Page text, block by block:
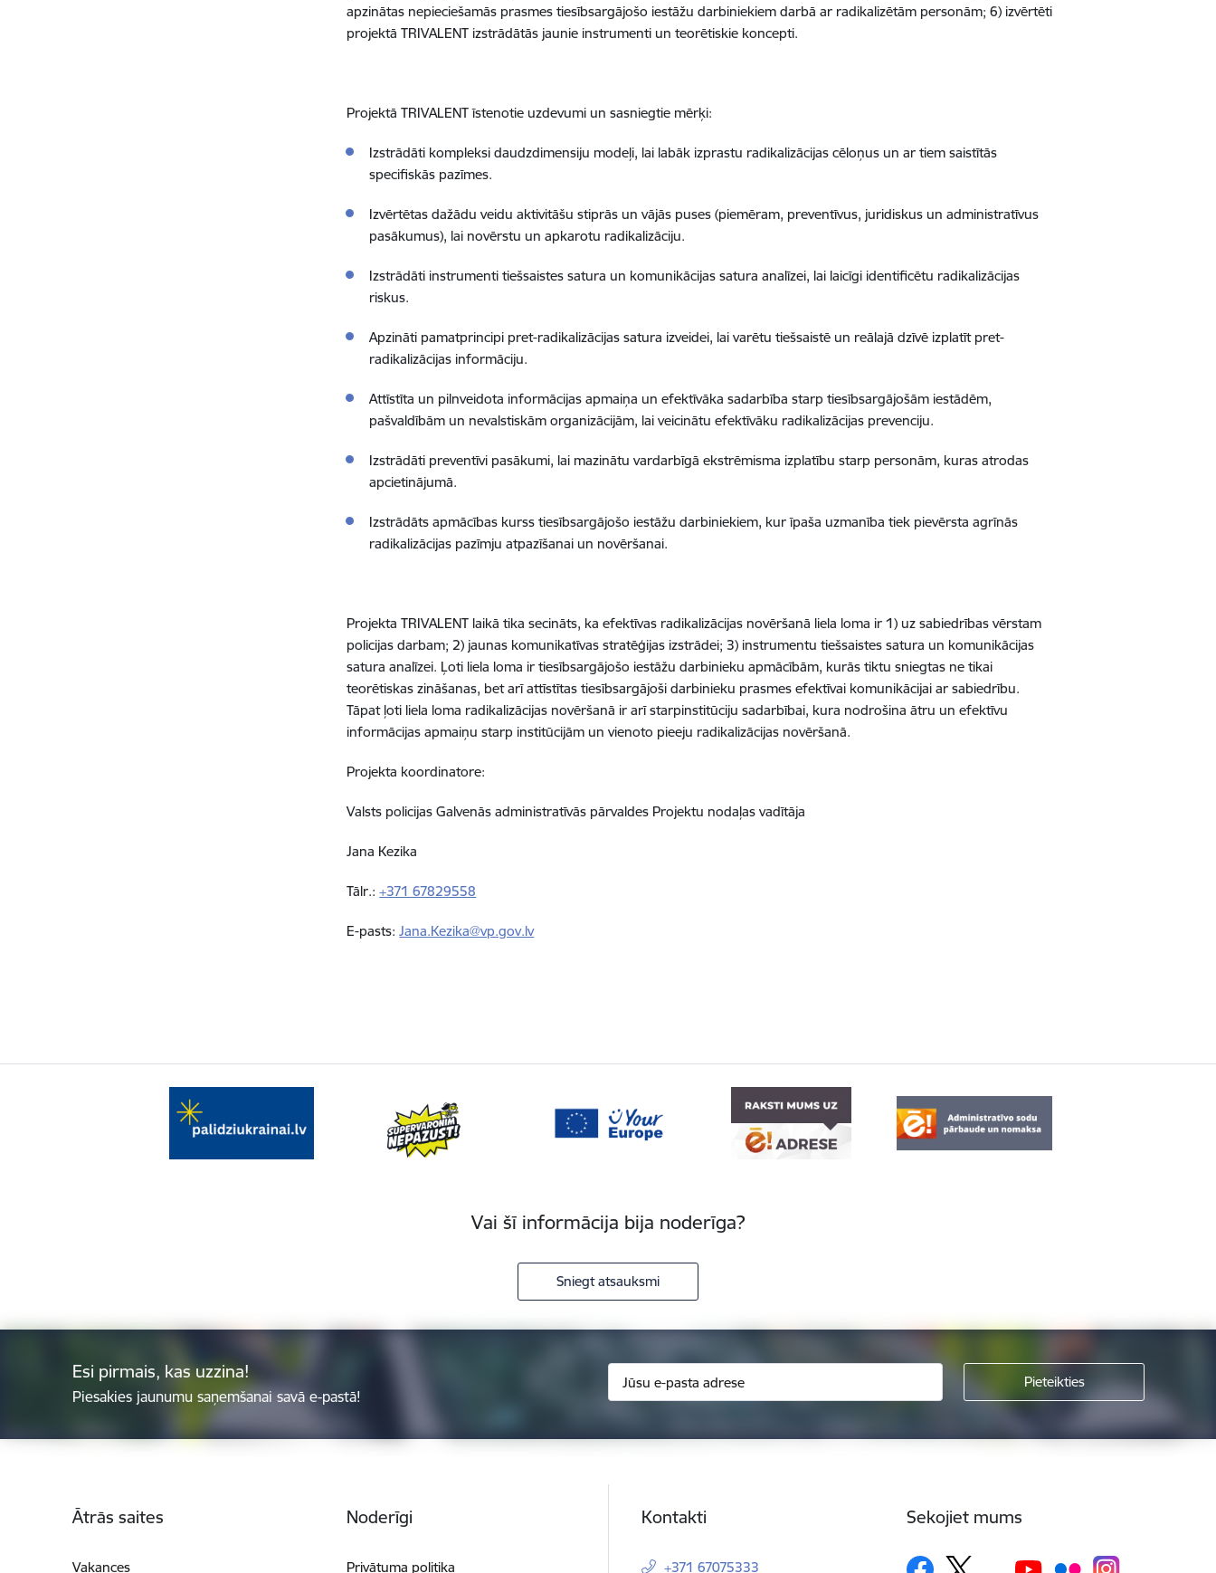
apzinātas nepieciešamās prasmes tiesībsargājošo iestāžu darbiniekiem darbā ar radikalizētām personām; 6) izvērtēti
projektā TRIVALENT izstrādātās jaunie instrumenti un teorētiskie koncepti.
Projektā TRIVALENT īstenotie uzdevumi un sasniegtie mērķi:
Izstrādāti kompleksi daudzdimensiju modeļi, lai labāk izprastu radikalizācijas cēloņus un ar tiem saistītās
specifiskās pazīmes.
Izvērtētas dažādu veidu aktivitāšu stiprās un vājās puses (piemēram, preventīvus, juridiskus un administratīvus
pasākumus), lai novērstu un apkarotu radikalizāciju.
Izstrādāti instrumenti tiešsaistes satura un komunikācijas satura analīzei, lai laicīgi identificētu radikalizācijas
riskus.
Apzināti pamatprincipi pret-radikalizācijas satura izveidei, lai varētu tiešsaistē un reālajā dzīvē izplatīt pret-
radikalizācijas informāciju.
Attīstīta un pilnveidota informācijas apmaiņa un efektīvāka sadarbība starp tiesībsargājošām iestādēm,
pašvaldībām un nevalstiskām organizācijām, lai veicinātu efektīvāku radikalizācijas prevenciju.
Izstrādāti preventīvi pasākumi, lai mazinātu vardarbīgā ekstrēmisma izplatību starp personām, kuras atrodas
apcietinājumā.
Izstrādāts apmācības kurss tiesībsargājošo iestāžu darbiniekiem, kur īpaša uzmanība tiek pievērsta agrīnās
radikalizācijas pazīmju atpazīšanai un novēršanai.
Projekta TRIVALENT laikā tika secināts, ka efektīvas radikalizācijas novēršanā liela loma ir 1) uz sabiedrības vērstam
policijas darbam; 2) jaunas komunikatīvas stratēģijas izstrādei; 3) instrumentu tiešsaistes satura un komunikācijas
satura analīzei. Ļoti liela loma ir tiesībsargājošo iestāžu darbinieku apmācībām, kurās tiktu sniegtas ne tikai
teorētiskas zināšanas, bet arī attīstītas tiesībsargājoši darbinieku prasmes efektīvai komunikācijai ar sabiedrību.
Tāpat ļoti liela loma radikalizācijas novēršanā ir arī starpinstitūciju sadarbībai, kura nodrošina ātru un efektīvu
informācijas apmaiņu starp institūcijām un vienoto pieeju radikalizācijas novēršanā.
Projekta koordinatore:
Valsts policijas Galvenās administratīvās pārvaldes Projektu nodaļas vadītāja
Jana Kezika
Tālr.:+371 67829558
E-pasts:Jana.Kezika@vp.gov.lv
Vai šī informācija bija noderīga?
Sniegt atsauksmi
Esi pirmais, kas uzzina!
Piesakies jaunumu saņemšanai savā e-pastā!
Ātrās saites
Vakances
Noderīgi
Privātuma politika
Kontakti
+371 67075333
Sekojiet mums